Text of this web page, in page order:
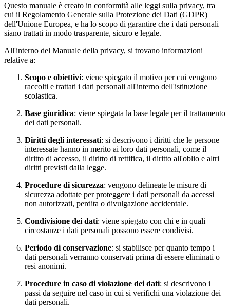
Questo manuale è creato in conformità alle leggi sulla privacy, tra
cui il Regolamento Generale sulla Protezione dei Dati (GDPR)
dell'Unione Europea, e ha lo scopo di garantire che i dati personali
siano trattati in modo trasparente, sicuro e legale.
All'interno del Manuale della privacy, si trovano informazioni
relative a:
Scopo e obiettivi: viene spiegato il motivo per cui vengono
raccolti e trattati i dati personali all'interno dell'istituzione
scolastica.
Base giuridica: viene spiegata la base legale per il trattamento
dei dati personali.
Diritti degli interessati: si descrivono i diritti che le persone
interessate hanno in merito ai loro dati personali, come il
diritto di accesso, il diritto di rettifica, il diritto all'oblio e altri
diritti previsti dalla legge.
Procedure di sicurezza: vengono delineate le misure di
sicurezza adottate per proteggere i dati personali da accessi
non autorizzati, perdita o divulgazione accidentale.
Condivisione dei dati: viene spiegato con chi e in quali
circostanze i dati personali possono essere condivisi.
Periodo di conservazione: si stabilisce per quanto tempo i
dati personali verranno conservati prima di essere eliminati o
resi anonimi.
Procedure in caso di violazione dei dati: si descrivono i
passi da seguire nel caso in cui si verifichi una violazione dei
dati personali.